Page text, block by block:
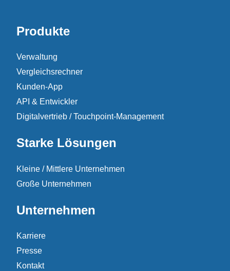
Produkte
Verwaltung
Vergleichsrechner
Kunden-App
API & Entwickler
Digitalvertrieb / Touchpoint-Management
Starke Lösungen
Kleine / Mittlere Unternehmen
Große Unternehmen
Unternehmen
Karriere
Presse
Kontakt